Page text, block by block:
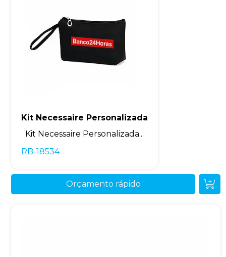
Kit Necessaire Personalizada
Kit Necessaire Personalizada...
RB-18534
Orçamento rápido